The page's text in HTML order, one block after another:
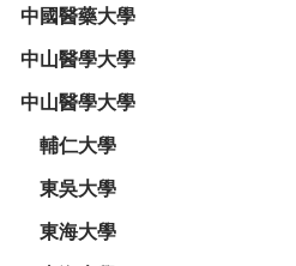
中國醫藥大學
中山醫學大學
中山醫學大學
輔仁大學
東吳大學
東海大學